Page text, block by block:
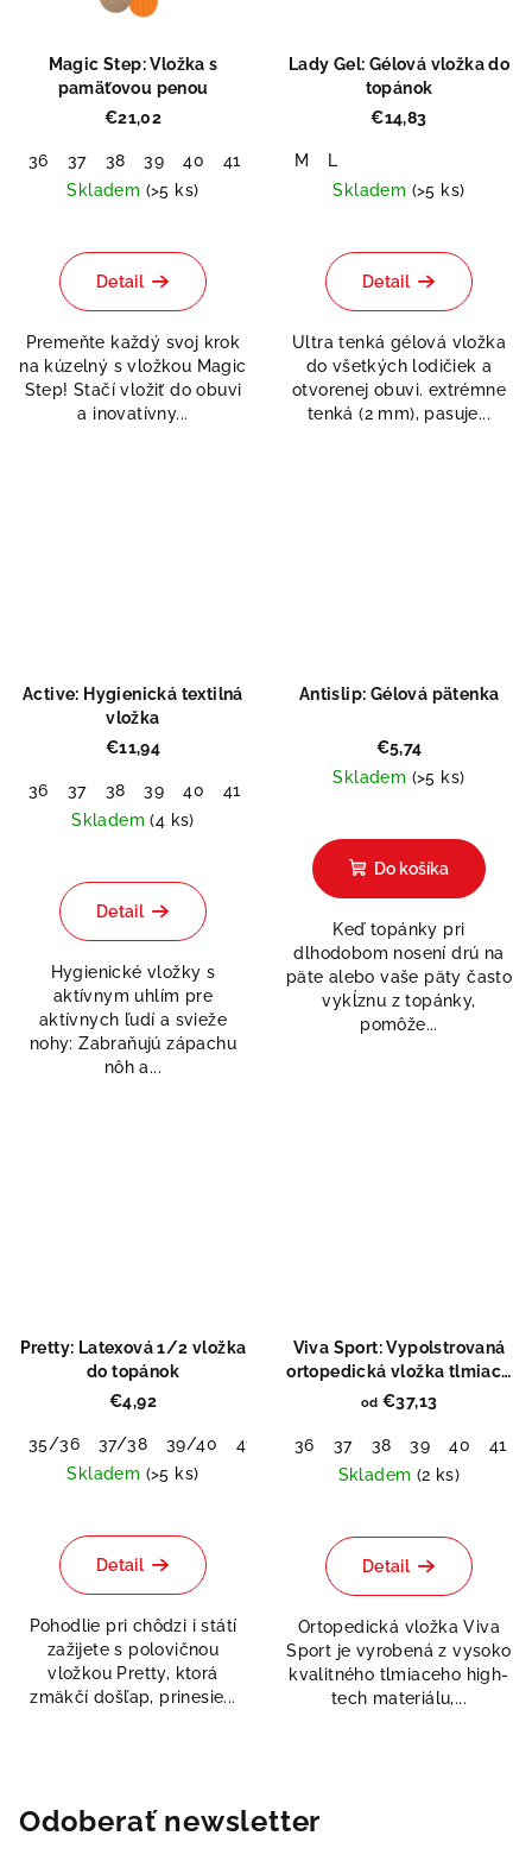
Magic Step: Vložka s
pamäťovou penou
€21,02
36 37 38 39 40 41 43 44
Skladem (>5 ks)
Detail
Premeňte každý svoj krok
na kúzelný s vložkou Magic
Step! Stačí vložiť do obuvi
a inovatívny...
Lady Gel: Gélová vložka do
topánok
€14,83
M
L
Skladem (>5 ks)
hodnotenie
produktu
z
5
hviezdičiek.
Detail
Ultra tenká gélová vložka
do všetkých lodičiek a
otvorenej obuvi. extrémne
tenká (2 mm), pasuje...
Active: Hygienická textilná
vložka
€11,94
36 37 38 39 40 41 46 47
Skladem(4 ks)
Detail
Hygienické vložky s
aktívnym uhlím pre
aktívnych ľudí a svieže
nohy: Zabraňujú zápachu
nôh a...
Antislip: Gélová pätenka
€5,74
Skladem (>5 ks)
Do košíka
Keď topánky pri
dlhodobom nosení drú na
päte alebo vaše päty často
vykĺznu z topánky,
pomôže...
Pretty: Latexová 1/2 vložka
do topánok
€4,92
35/36 37/38 39/40
41/42
Skladem (>5 ks)
hodnotenie
produktu
z
5
hviezdičiek.
Detail
Pohodlie pri chôdzi i státí
zažijete s polovičnou
vložkou Pretty, ktorá
zmäkčí došľap, prinesie...
Viva Sport: Vypolstrovaná
ortopedická vložka tlmiaca
nárazy
od €37,13
36 37 38 39 40 41
Skladem (2 ks)
hodnotenie
produktu
z
5
hviezdičiek.
Detail
Ortopedická vložka Viva
Sport je vyrobená z vysoko
kvalitného tlmiaceho high-
tech materiálu,...
Odoberať newsletter